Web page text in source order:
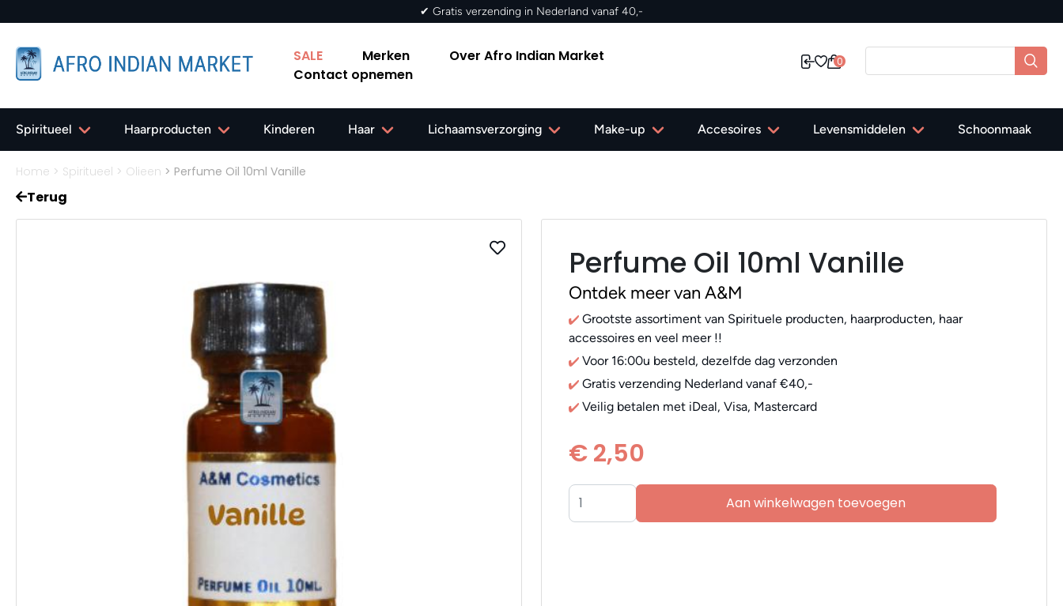
✔ Gratis verzending in Nederland vanaf 40,-
SALE Merken
Over Afro Indian Market
Contact opnemen
0
Spiritueel Haarproducten Kinderen Haar Lichaamsverzorging Make-up Accesoires Levensmiddelen Schoonmaak
Home > Spiritueel > Olieen > Perfume Oil 10ml Vanille
Terug
Perfume Oil 10ml Vanille
Ontdek meer van A&M
Grootste assortiment van Spirituele producten, haarproducten, haar
accessoires en veel meer !!
Voor 16:00u besteld, dezelfde dag verzonden
Gratis verzending Nederland vanaf €40,-
Veilig betalen met iDeal, Visa, Mastercard
€ 2,50
Aan winkelwagen toevoegen